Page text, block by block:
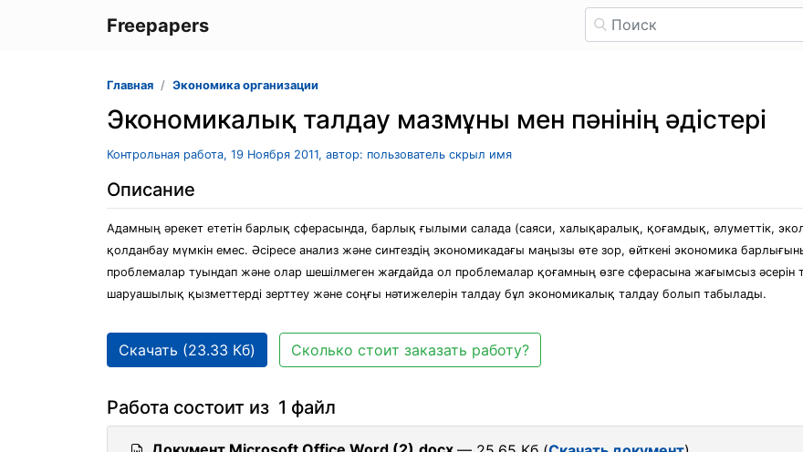
Freepapers
Главная Экономика организации
Экономикалық талдау мазмұны мен пәнінің әдістері
Контрольная работа, 19 Ноября 2011, автор: пользователь скрыл имя
Описание
Адамның әрекет ететін барлық сферасында, барлық ғылыми салада (саяси, халықаралық, қоғамдық, әлуметтік,
қолданбау мүмкін емес. Әсіресе анализ және синтездің экономикадағы маңызы өте зор, өйткені экономика
проблемалар туындап және олар шешілмеген жағдайда ол проблемалар қоғамның өзге сферасына жағымсыз әсерін
шаруашылық қызметтерді зерттеу және соңғы нәтижелерін талдау бұл экономикалық талдау болып табылады.
Скачать (23.33 Кб) Сколько стоит заказать работу?
Работа состоит из 1 файл